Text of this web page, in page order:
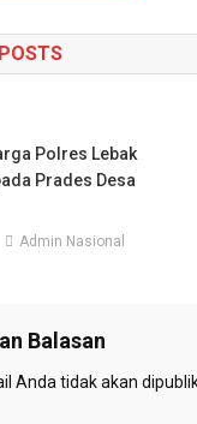
Polres Lebak
Prades Desa
Admin Nasional
Balasan
Anda tidak akan